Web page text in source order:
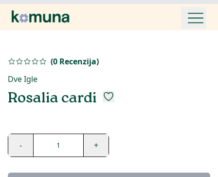
(0 Recenzija)
Dve Igle
Rosalia cardi
- 1 +